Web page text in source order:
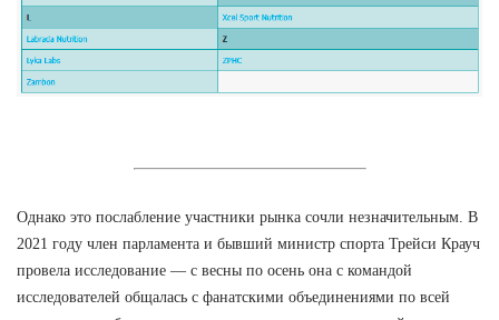
Однако это послабление участники рынка сочли незначительным. В
2021 году член парламента и бывший министр спорта Трейси Крауч
провела исследование — с весны по осень она с командой
исследователей общалась с фанатскими объединениями по всей